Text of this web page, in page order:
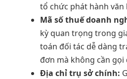
tổ chức phát hành văn
Mã số thuế doanh
kỳ quan trọng trong
toán đối tác dễ dàng
đơn mà không cần gọi
Địa chỉ trụ sở chính: